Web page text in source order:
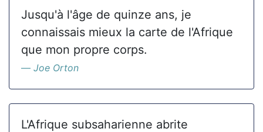
Jusqu'à l'âge de quinze ans, je
connaissais mieux la carte de l'Afrique
que mon propre corps.
Joe Orton
L'Afrique subsaharienne abrite